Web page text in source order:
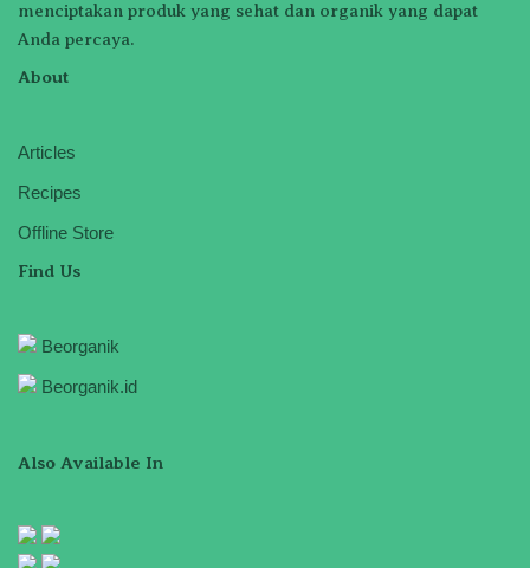
menciptakan produk yang sehat dan organik yang dapat
Anda percaya.
About
Articles
Recipes
Offline Store
Find Us
Beorganik
Beorganik.id
Also Available In